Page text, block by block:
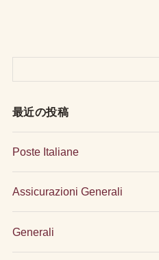
最近の投稿
Poste Italiane
Assicurazioni Generali
Generali